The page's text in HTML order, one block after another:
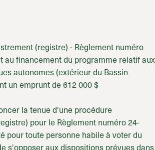
(registre) - Règlement numéro
au financement du programme relatif aux
autonomes (extérieur du Bassin
un emprunt de612 000 $
la tenue d'une procédure
pour le Règlement numéro 24-
pour toute personne habile à voter du
s'opposer aux dispositions prévues dans